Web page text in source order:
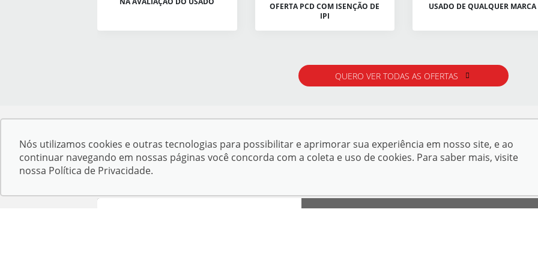
OFERTA PCD COM ISENÇÃO DE
IPI
USADO DE QUALQUER MARCA
QUERO VER TODAS AS OFERTAS
Desacelere, seu bem maior é a vida.
Nós utilizamos cookies e outras tecnologias para possibilitar e aprimorar sua experiência em nosso site, e ao
continuar navegando em nossas páginas você concorda com a coleta e uso de cookies. Para saber mais, visite
nossa Política de Privacidade.